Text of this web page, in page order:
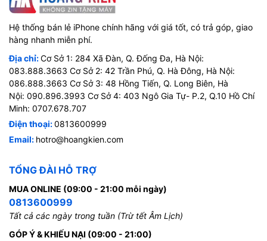
Hệ thống bán lẻ iPhone chính hãng với giá tốt, có trả góp, giao
hàng nhanh miễn phí.
Địa chỉ:Cơ Sở 1: 284 Xã Đàn, Q. Đống Đa, Hà Nội:
083.888.3663 Cơ Sở 2: 42 Trần Phú, Q. Hà Đông, Hà Nội:
086.888.3663 Cơ Sở 3: 48 Hồng Tiến, Q. Long Biên, Hà
Nội: 090.896.3993 Cơ Sở 4: 403 Ngô Gia Tự- P.2, Q.10 Hồ Chí
Minh: 0707.678.707
Điện thoại:0813600999
Email: hotro@hoangkien.com
TỔNG ĐÀI HỖ TRỢ
MUA ONLINE (09:00 - 21:00 mỗi ngày)
0813600999
Tất cả các ngày trong tuần (Trừ tết Âm Lịch)
GÓP Ý & KHIẾU NẠI (09:00 - 21:00)